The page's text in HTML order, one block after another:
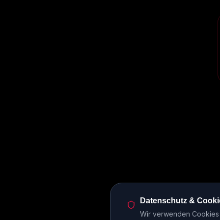
Datenschutz &
Wir verwenden